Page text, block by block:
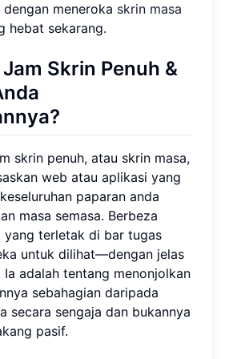
meneroka skrin masa
hebat sekarang.
Skrin Penuh &
skrin penuh, atau skrin masa,
web atau aplikasi yang
paparan anda
masa semasa. Berbeza
yang terletak di bar tugas
untuk dilihat—dengan jelas
adalah tentang menonjolkan
sebahagian daripada
secara sengaja dan bukannya
pasif.